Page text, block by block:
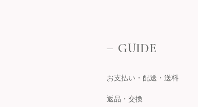
2026.08.1 ～ 2026.08.25
GUIDE
お支払い・配送・送料
返品・交換